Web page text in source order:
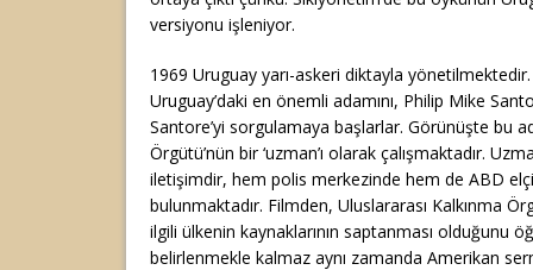
versiyonu işleniyor.
1969 Uruguay yarı-askeri diktayla
Uruguay’daki en önemli adamını, Philip Mike
Santore’yi sorgulamaya başlarlar. Görünüşte bu
Örgütü’nün bir ‘uzman’ı olarak çalışmaktadır.
iletişimdir, hem polis merkezinde hem de ABD
bulunmaktadır. Filmden, Uluslararası Kalkınma
ilgili ülkenin kaynaklarının saptanması olduğunu
belirlenmekle kalmaz aynı zamanda Amerikan